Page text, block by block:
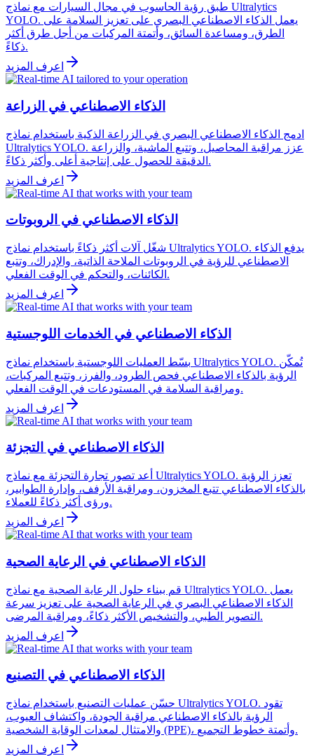
طبق رؤية الحاسوب في مجال السيارات مع نماذج Ultralytics
YOLO. يعمل الذكاء الاصطناعي البصري على تعزيز السلامة على
الطرق، ومساعدة السائق، وأتمتة المركبات من أجل طرق أكثر
ذكاءً.
اعرف المزيد
الذكاء الاصطناعي في الزراعة
ادمج الذكاء الاصطناعي البصري في الزراعة الذكية باستخدام نماذج
Ultralytics YOLO. عزز مراقبة المحاصيل، وتتبع الماشية، والزراعة
الدقيقة للحصول على إنتاجية أعلى وأكثر ذكاءً.
اعرف المزيد
الذكاء الاصطناعي في الروبوتات
شغّل آلات أكثر ذكاءً باستخدام نماذج Ultralytics YOLO. يدفع الذكاء
الاصطناعي للرؤية في الروبوتات الملاحة الذاتية، والإدراك، وتتبع
الكائنات، والتحكم في الوقت الفعلي.
اعرف المزيد
الذكاء الاصطناعي في الخدمات اللوجستية
بسّط العمليات اللوجستية باستخدام نماذج Ultralytics YOLO. تُمكّن
الرؤية بالذكاء الاصطناعي فحص الطرود، والفرز، وتتبع المركبات،
ومراقبة السلامة في المستودعات في الوقت الفعلي.
اعرف المزيد
الذكاء الاصطناعي في التجزئة
أعد تصور تجارة التجزئة مع نماذج Ultralytics YOLO. تعزز الرؤية
بالذكاء الاصطناعي تتبع المخزون، ومراقبة الأرفف، وإدارة الطوابير،
ورؤى أكثر ذكاءً للعملاء.
اعرف المزيد
الذكاء الاصطناعي في الرعاية الصحية
قم ببناء حلول الرعاية الصحية مع نماذج Ultralytics YOLO. يعمل
الذكاء الاصطناعي البصري في الرعاية الصحية على تعزيز سرعة
التصوير الطبي، والتشخيص الأكثر ذكاءً، ومراقبة المرضى.
اعرف المزيد
الذكاء الاصطناعي في التصنيع
حسّن عمليات التصنيع باستخدام نماذج Ultralytics YOLO. تقود
الرؤية بالذكاء الاصطناعي مراقبة الجودة، واكتشاف العيوب،
والامتثال لمعدات الوقاية الشخصية (PPE)، وأتمتة خطوط التجميع.
اعرف المزيد